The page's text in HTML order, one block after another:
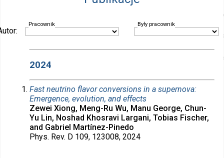
Pracownik Były pracownik
2024
Fast neutrino flavor conversions in a supernova:
Emergence, evolution, and effects
Zewei Xiong, Meng-Ru Wu, Manu George, Chun-
Yu Lin, Noshad Khosravi Largani, Tobias Fischer,
and Gabriel Martínez-Pinedo
Phys. Rev. D 109, 123008, 2024